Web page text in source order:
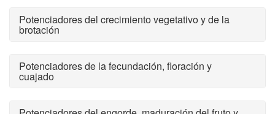
Potenciadores del crecimiento vegetativo y de la
brotación
Potenciadores de la fecundación, floración y
cuajado